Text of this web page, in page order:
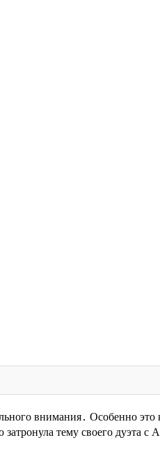
внимания․ Особенно это
тему своего дуэта с